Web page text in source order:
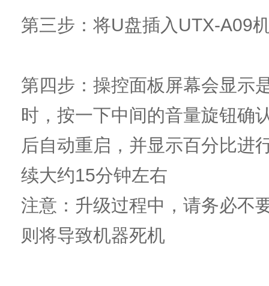
第三步：将U盘插入UTX-A09
第四步：操控面板屏幕会显示
时，按一下中间的音量旋钮确
后自动重启，并显示百分比进
续大约15分钟左右
注意：升级过程中，请务必不
则将导致机器死机